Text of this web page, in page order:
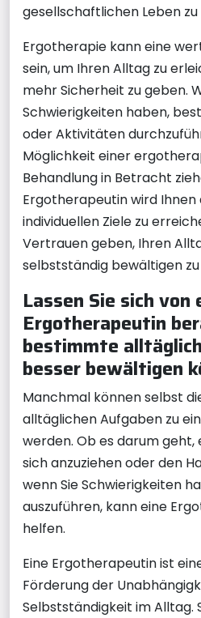
gesellschaftlichen Leben
Ergotherapie kann eine
sein, um Ihren Alltag zu
mehr Sicherheit zu geben.
Schwierigkeiten haben,
oder Aktivitäten
Möglichkeit einer
Behandlung in Betracht
Ergotherapeutin wird Ihnen
individuellen Ziele zu
Vertrauen geben, Ihren
selbstständig bewältigen
Lassen Sie sich von
Ergotherapeutin
bestimmte
besser bewältigen
Manchmal können selbst
alltäglichen Aufgaben zu
werden. Ob es darum geht,
sich anzuziehen oder den
wenn Sie Schwierigkeiten
auszuführen, kann eine
helfen.
Eine Ergotherapeutin ist
Förderung der
Selbstständigkeit im Alltag.